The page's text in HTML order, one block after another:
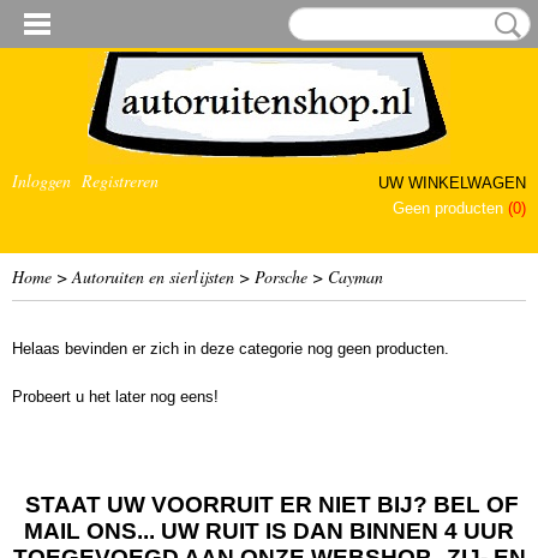
Inloggen Registreren
UW WINKELWAGEN
Geen producten (0)
Home >Autoruiten en sierlijsten > Porsche > Cayman
Helaas bevinden er zich in deze categorie nog geen producten.
Probeert u het later nog eens!
STAAT UW VOORRUIT ER NIET BIJ? BEL OF
MAIL ONS... UW RUIT IS DAN BINNEN 4 UUR